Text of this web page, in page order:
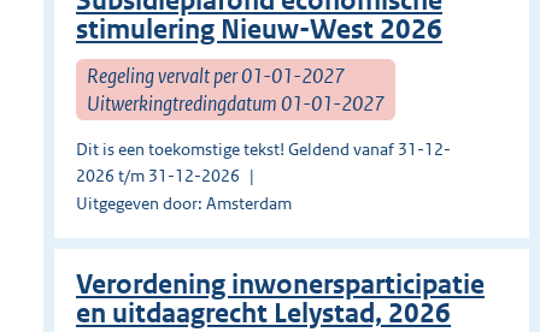
stimulering Nieuw-West 2026
Regeling vervalt per 01-01-2027
Uitwerkingtredingdatum 01-01-2027
Dit is een toekomstige tekst! Geldend vanaf 31-12-
2026 t/m 31-12-2026
Uitgegeven door: Amsterdam
Verordening inwonersparticipatie
en uitdaagrecht Lelystad, 2026